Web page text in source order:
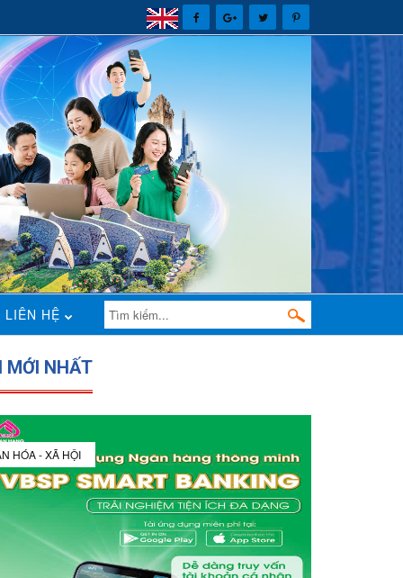
LIÊN HỆ
MỚI NHẤT
HÓA - XÃ HỘI